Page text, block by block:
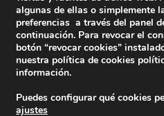
algunas de ellas o simplemente
preferencias a través del panel
continuación. Para revocar el
botón “revocar cookies”
nuestra política de cookies
información.
Puedes configurar qué cookies
ajustes